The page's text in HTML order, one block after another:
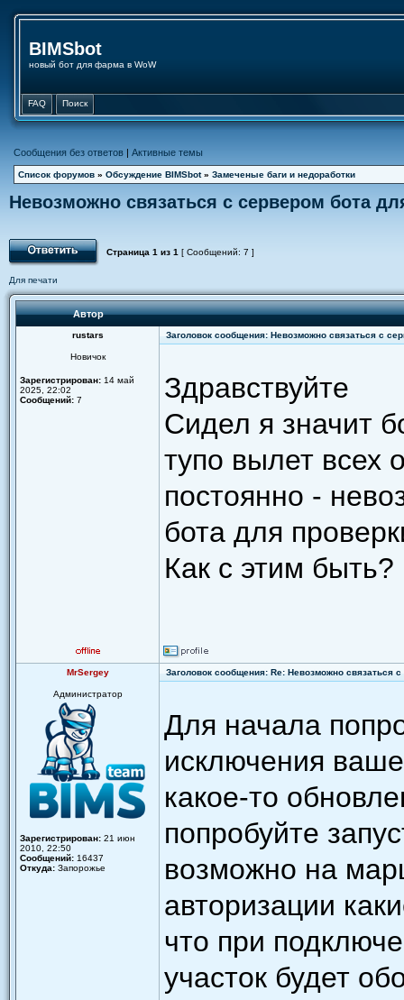
BIMSbot
новый бот для фарма в WoW
FAQ Поиск
Сообщения без ответов | Активные темы
Список форумов » Обсуждение BIMSbot» Замеченые баги и недоработки
Невозможно связаться с сервером бота
Страница 1 из 1 [ Сообщений: 7 ]
Для печати
Автор
rustars Заголовок сообщения: Невозможно связаться с
Новичок
Зарегистрирован: 14 май
2025, 22:02
Сообщений: 7
Здравствуйте
Сидел я значит
тупо вылет всех
постоянно -
бота для
Как с этим быть?
MrSergey Заголовок сообщения: Re: Невозможно связаться
Администратор
Зарегистрирован: 21 июн
2010, 22:50
Сообщений: 16437
Откуда: Запорожье
Для начала
исключения
какое-то
попробуйте
возможно на
авторизации
что при
участок будет